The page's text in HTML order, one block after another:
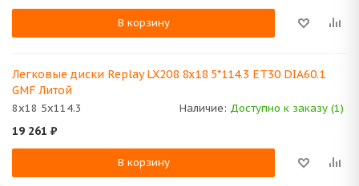
В корзину
Легковые диски Replay LX208 8x18 5*114.3 ET30 DIA60.1
GMF Литой
8x18 5x114.3 Наличие: Доступно к заказу (1)
19 261 ₽
В корзину